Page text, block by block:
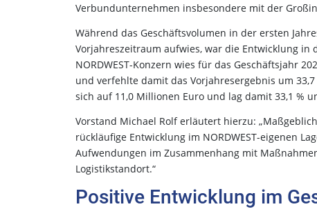
Verbundunternehmen insbesondere mit der
Während das Geschäftsvolumen in der ersten
Vorjahreszeitraum aufwies, war die Entwicklung in
NORDWEST-Konzern wies für das Geschäftsjahr
und verfehlte damit das Vorjahresergebnis um
sich auf 11,0 Millionen Euro und lag damit 33,1 %
Vorstand Michael Rolf erläutert hierzu:
rückläufige Entwicklung im NORDWEST-eigenen
Aufwendungen im Zusammenhang mit
Logistikstandort.“
Positive Entwicklung im